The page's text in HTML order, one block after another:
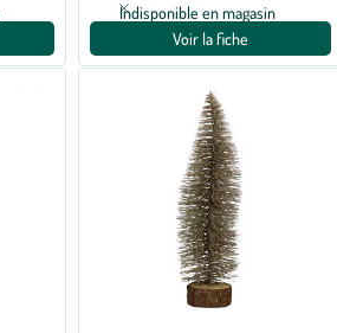
Indisponible en magasin
Voir la fiche